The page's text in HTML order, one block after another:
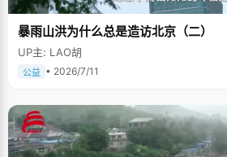
暴雨山洪为什么总是造访北京（二）
UP主: LAO胡
公益 • 2026/7/11